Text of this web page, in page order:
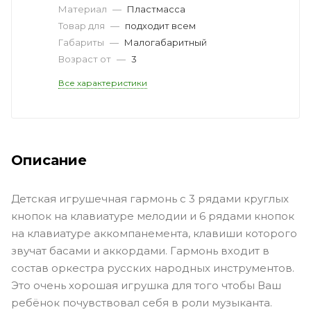
Материал — Пластмасса
Товар для — подходит всем
Габариты — Малогабаритный
Возраст от — 3
Все характеристики
Описание
Детская игрушечная гармонь с 3 рядами круглых
кнопок на клавиатуре мелодии и 6 рядами кнопок
на клавиатуре аккомпанемента, клавиши которого
звучат басами и аккордами. Гармонь входит в
состав оркестра русских народных инструментов.
Это очень хорошая игрушка для того чтобы Ваш
ребёнок почувствовал себя в роли музыканта.